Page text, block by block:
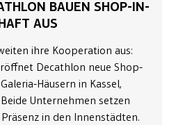
BAUEN SHOP-IN-
AUS
ihre Kooperation aus:
Decathlon neue Shop-
Häusern in Kassel,
Unternehmen setzen
in den Innenstädten.